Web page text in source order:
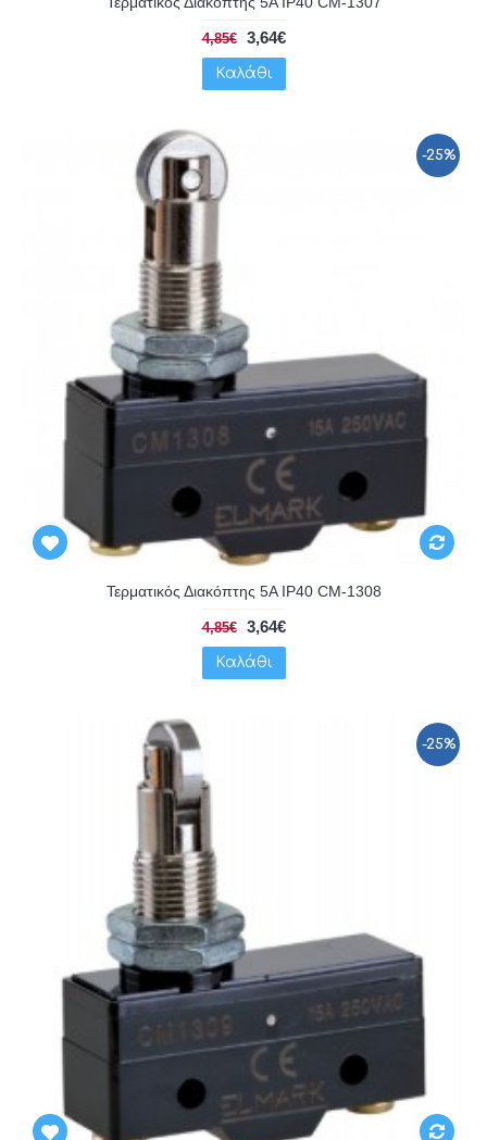
4,85€ 3,64€
Καλάθι
-25%
Τερματικός Διακόπτης 5A IP40 CM-1308
4,85€ 3,64€
Καλάθι
-25%